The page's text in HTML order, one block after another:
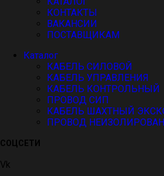
КОНТАКТЫ
ВАКАНСИИ
ПОСТАВЩИКАМ
Каталог
КАБЕЛЬ СИЛОВОЙ
КАБЕЛЬ УПРАВЛЕНИЯ
КАБЕЛЬ КОНТРОЛЬНЫЙ
ПРОВОД СИП
КАБЕЛЬ ШАХТНЫЙ
ПРОВОД
СОЦСЕТИ
Vk